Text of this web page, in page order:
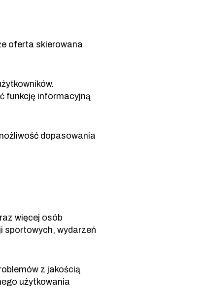
oferta skierowana
funkcję informacyjną
dopasowania
więcej osób
sportowych, wydarzeń
z jakością
użytkowania